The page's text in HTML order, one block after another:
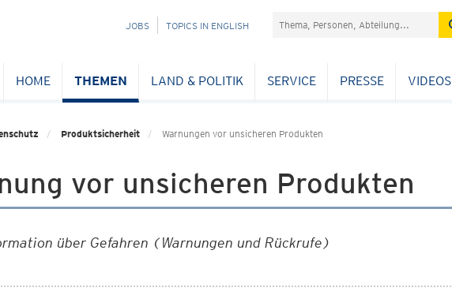
NAVIGATION
JOBS TOPICS IN ENGLISH Suchefeld
HOME THEMEN LAND & POLITIK SERVICE PRESSE VIDEOS
Produktsicherheit Warnungen vor unsicheren Produkten
vor unsicheren Produkten
über Gefahren (Warnungen und Rückrufe)